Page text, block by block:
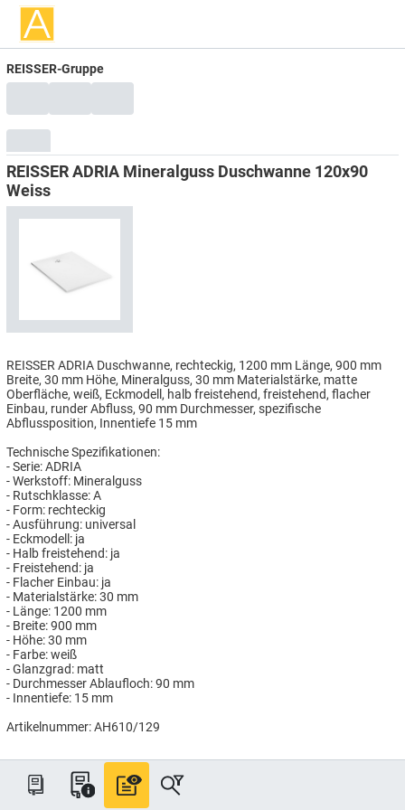
REISSER-Gruppe
REISSER ADRIA Mineralguss Duschwanne 120x90
Weiss
REISSER ADRIA Duschwanne, rechteckig, 1200 mm Länge, 900 mm
Breite, 30 mm Höhe, Mineralguss, 30 mm Materialstärke, matte
Oberfläche, weiß, Eckmodell, halb freistehend, freistehend, flacher
Einbau, runder Abfluss, 90 mm Durchmesser, spezifische
Abflussposition, Innentiefe 15 mm
Technische Spezifikationen:
- Serie: ADRIA
- Werkstoff: Mineralguss
- Rutschklasse: A
- Form: rechteckig
- Ausführung: universal
- Eckmodell: ja
- Halb freistehend: ja
- Freistehend: ja
- Flacher Einbau: ja
- Materialstärke: 30 mm
- Länge: 1200 mm
- Breite: 900 mm
- Höhe: 30 mm
- Farbe: weiß
- Glanzgrad: matt
- Durchmesser Ablaufloch: 90 mm
- Innentiefe: 15 mm
Artikelnummer: AH610/129